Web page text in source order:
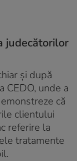
judecătorilor
și după
CEDO, unde a
că
clientului
referire la
tratamente